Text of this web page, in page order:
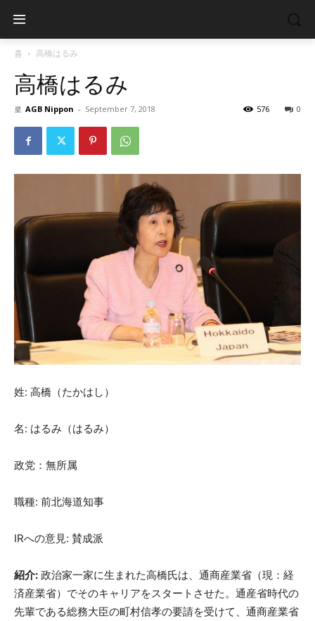
홈 高橋はるみ
高橋はるみ
로 AGB Nippon - September 7, 2018 0
576
姓: 高橋（たかはし）
名: はるみ（はるみ）
政党：無所属
職種: 前北海道知事
IRへの意見: 賛成派
紹介: 政治家一家に生まれた高橋氏は、通商産業省（現：経
済産業省）でそのキャリアをスタートさせた。通産省時代の
先輩である総務大臣の町村信孝の要請を受けて、通商産業省